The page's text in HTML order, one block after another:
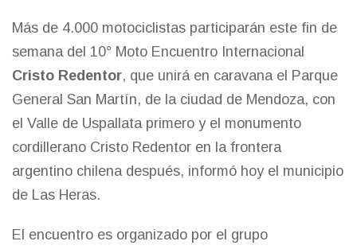
Más de 4.000 motociclistas participarán este fin de
semana del 10° Moto Encuentro Internacional
Cristo Redentor, que unirá en caravana el Parque
General San Martín, de la ciudad de Mendoza, con
el Valle de Uspallata primero y el monumento
cordillerano Cristo Redentor en la frontera
argentino chilena después, informó hoy el municipio
de Las Heras.
El encuentro es organizado por el grupo